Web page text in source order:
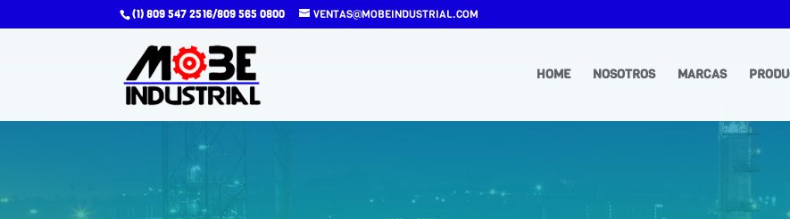
(1) 809 547 2516/809 565 0800 VENTAS@MOBEINDUSTRIAL.COM
HOME NOSOTROS MARCAS